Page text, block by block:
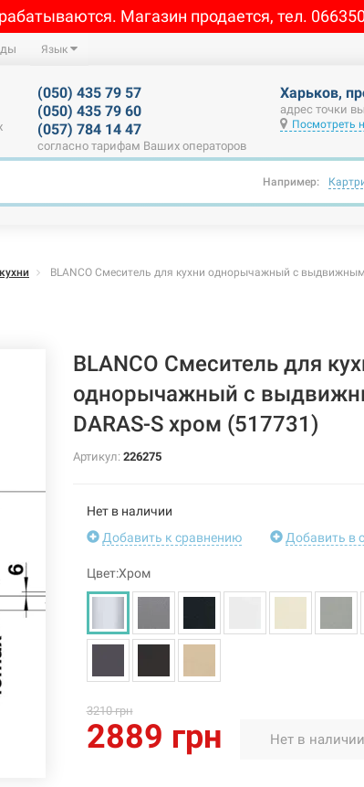
Магазин продается, тел.
Язык
(050) 435 79 57
(050) 435 79 60
(057) 784 14 47
согласно тарифам Ваших операторов
Харьков,
адрес точки
Посмотреть
Например:
BLANCO Смеситель для кухни однорычажный с
BLANCO Смеситель для
однорычажный с
DARAS-S хром (517731)
Артикул: 226275
Нет в наличии
Добавить к сравнению
Добавить в
Цвет:Хром
3210 грн
2889 грн Нет в наличии